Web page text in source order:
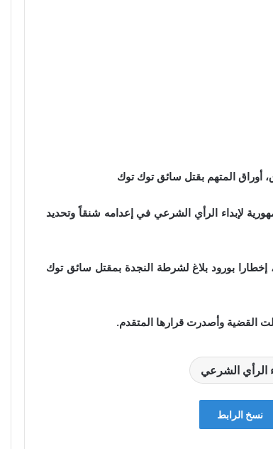
أوراق المتهم بقتل سائق توك توك
لإبداء الرأي الشرعي في إعدامه شنقاً وتحديد
أمن الغربية، إخطارا بورود بلاغ لشرطة النجدة بمقتل سائق توك
القضية وأصدرت قرارها المتقدم.
الرأي الشرعي
نسخ الرابط